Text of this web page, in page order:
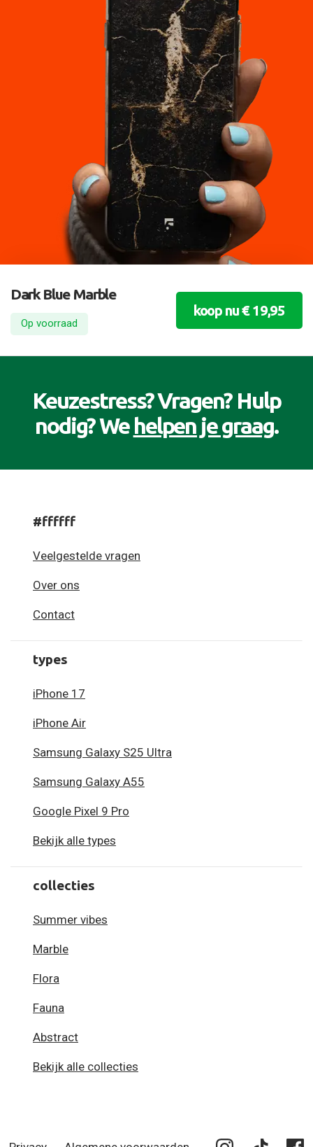
Dark Blue Marble
Op voorraad
koop nu € 19,95
Keuzestress? Vragen? Hulp
nodig? Wehelpen je graag.
#ffffff
Veelgestelde vragen
Over ons
Contact
types
iPhone 17
iPhone Air
Samsung Galaxy S25 Ultra
Samsung Galaxy A55
Google Pixel 9 Pro
Bekijk alle types
collecties
Summer vibes
Marble
Flora
Fauna
Abstract
Bekijk alle collecties